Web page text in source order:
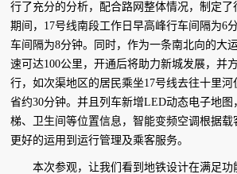
行了充分的分析，配合路网整体情况，制定
期间，17号线南段工作日早高峰行车间隔为6
车间隔为8分钟。同时，作为一条南北向的大
速可达100公里，开通后将助力新城发展，并
行，如次渠地区的居民乘坐17号线去往十里
省约30分钟。并且列车新增LED动态电子地图
梯、卫生间等位置信息，智能变频空调根据载
更好的运用到运行管理及乘客服务。
本次参观，让我们看到地铁设计在满足